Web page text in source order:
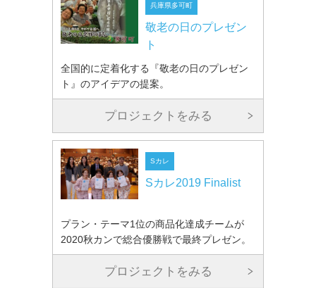
兵庫県多可町
敬老の日のプレゼン
ト
全国的に定着化する『敬老の日のプレゼン
ト』のアイデアの提案。
プロジェクトをみる
Sカレ
Sカレ2019 Finalist
プラン・テーマ1位の商品化達成チームが
2020秋カンで総合優勝戦で最終プレゼン。
プロジェクトをみる